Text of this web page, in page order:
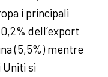
i principali
dell’export
(5,5%) mentre
Uniti si